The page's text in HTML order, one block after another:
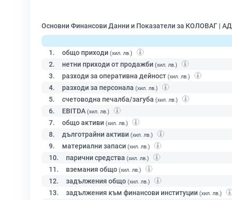
Основни Финансови Данни и Показатели за КОЛОВАГ | АД
1.
общо приходи (хил. лв.)
2. нетни приходи от продажби (хил. лв.)
3. разходи за оперативна дейност (хил. лв.)
4. разходи за персонала (хил. лв.)
5. счетоводна печалба/загуба (хил. лв.)
6. EBITDA (хил. лв.)
7. общо активи (хил. лв.)
8. дълготрайни активи (хил. лв.)
9. материални запаси (хил. лв.)
10. парични средства (хил. лв.)
11. вземания общо (хил. лв.)
12. задължения общо (хил. лв.)
13. задължения към финансови институции (хил. лв.)